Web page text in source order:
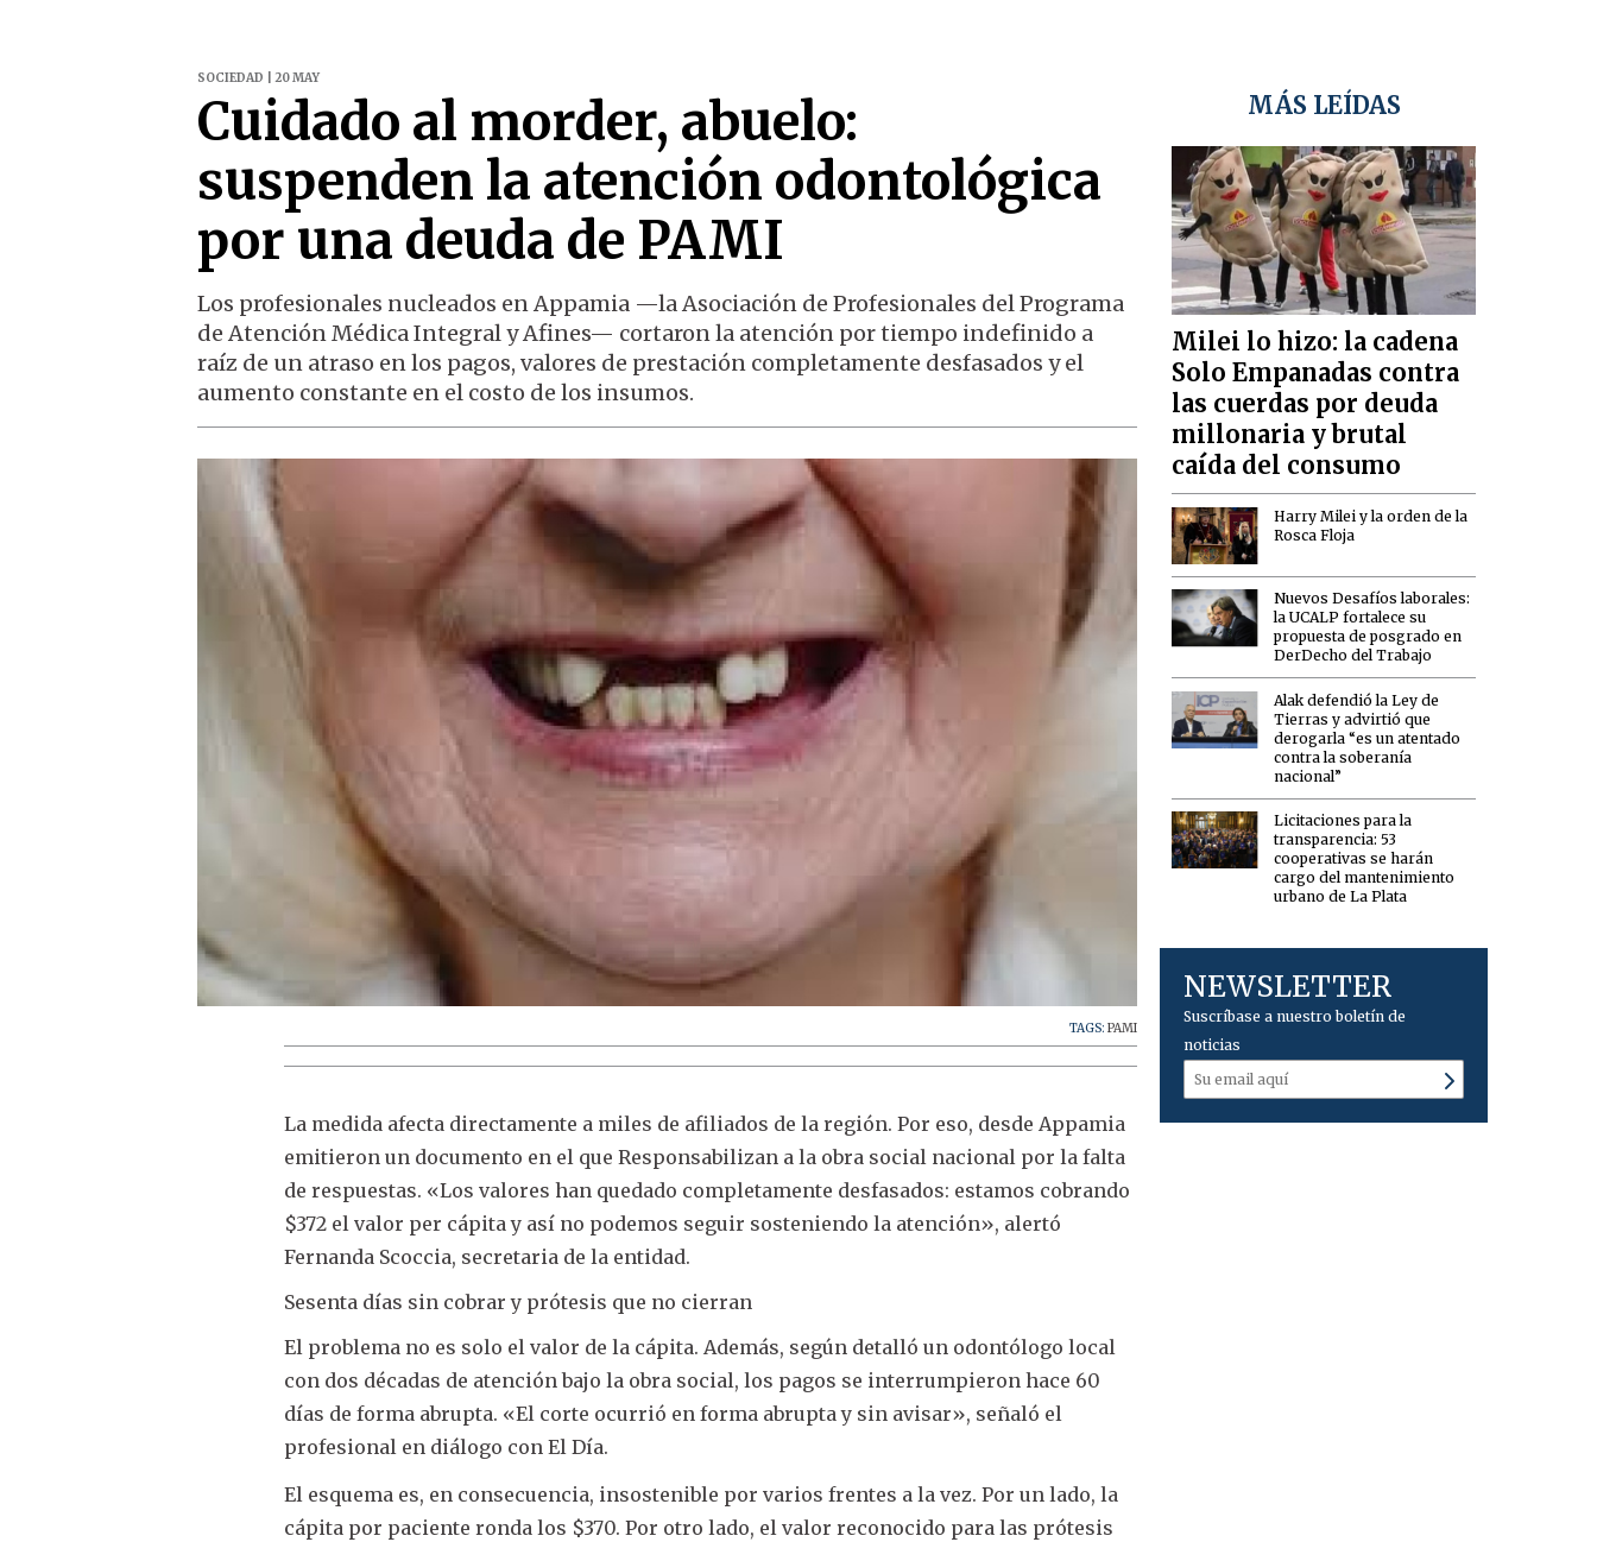
SOCIEDAD | 20 MAY
Cuidado al morder, abuelo:
suspenden la atención odontológica
por una deuda de PAMI
Los profesionales nucleados en Appamia —la Asociación de Profesionales del Programa
de Atención Médica Integral y Afines— cortaron la atención por tiempo indefinido a
raíz de un atraso en los pagos, valores de prestación completamente desfasados y el
aumento constante en el costo de los insumos.
TAGS:PAMI
La medida afecta directamente a miles de afiliados de la región. Por eso, desde Appamia
emitieron un documento en el que Responsabilizan a la obra social nacional por la falta
de respuestas. «Los valores han quedado completamente desfasados: estamos cobrando
$372 el valor per cápita y así no podemos seguir sosteniendo la atención», alertó
Fernanda Scoccia, secretaria de la entidad.
Sesenta días sin cobrar y prótesis que no cierran
El problema no es solo el valor de la cápita. Además, según detalló un odontólogo local
con dos décadas de atención bajo la obra social, los pagos se interrumpieron hace 60
días de forma abrupta. «El corte ocurrió en forma abrupta y sin avisar», señaló el
profesional en diálogo con El Día.
El esquema es, en consecuencia, insostenible por varios frentes a la vez. Por un lado, la
cápita por paciente ronda los $370. Por otro lado, el valor reconocido para las prótesis
MÁS LEÍDAS
Milei lo hizo: la cadena
Solo Empanadas contra
las cuerdas por deuda
millonaria y brutal
caída del consumo
Harry Milei y la orden de la
Rosca Floja
Nuevos Desafíos laborales:
la UCALP fortalece su
propuesta de posgrado en
DerDecho del Trabajo
Alak defendió la Ley de
Tierras y advirtió que
derogarla “es un atentado
contra la soberanía
nacional”
Licitaciones para la
transparencia: 53
cooperativas se harán
cargo del mantenimiento
urbano de La Plata
NEWSLETTER
Suscríbase a nuestro boletín de
noticias